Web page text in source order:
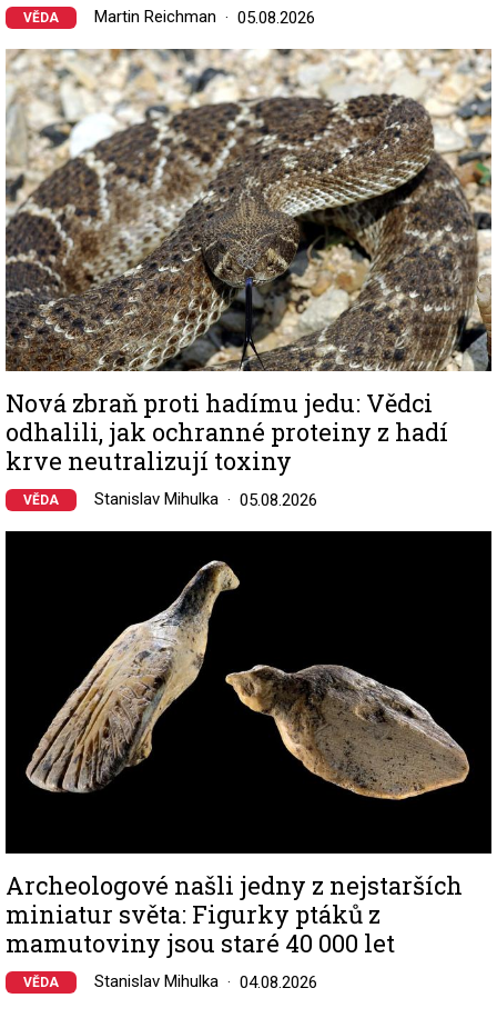
VĚDA Martin Reichman 05.08.2026
Image
Nová zbraň proti hadímu jedu: Vědci
odhalili, jak ochranné proteiny z hadí
krve neutralizují toxiny
VĚDA Stanislav Mihulka 05.08.2026
Archeologové našli jedny z nejstarších
miniatur světa: Figurky ptáků z
mamutoviny jsou staré 40 000 let
VĚDA Stanislav Mihulka 04.08.2026